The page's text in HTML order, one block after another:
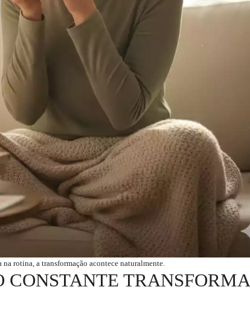
rotina, a transformação acontece naturalmente.
CONSTANTE TRANSFORMA